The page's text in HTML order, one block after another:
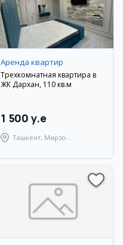
Аренда квартир
Трехкомнатная квартира в
ЖК Дархан, 110 кв.м
1 500 y.e
Ташкент, Мирзо-